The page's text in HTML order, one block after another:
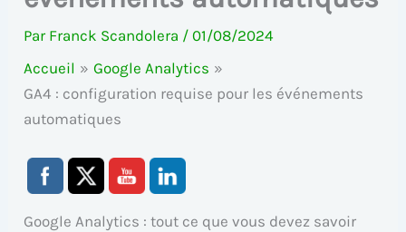
Par Franck Scandolera /01/08/2024
Accueil
Google Analytics
GA4 : configuration requise pour les événements
automatiques
Google Analytics : tout ce que vous devez savoir